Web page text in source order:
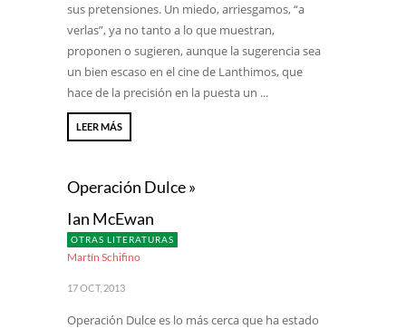
sus pretensiones. Un miedo, arriesgamos, “a
verlas”, ya no tanto a lo que muestran,
proponen o sugieren, aunque la sugerencia sea
un bien escaso en el cine de Lanthimos, que
hace de la precisión en la puesta un ...
LEER MÁS
Operación Dulce »
Ian McEwan
OTRAS LITERATURAS
Martín Schifino
17 OCT, 2013
Operación Dulce es lo más cerca que ha estado